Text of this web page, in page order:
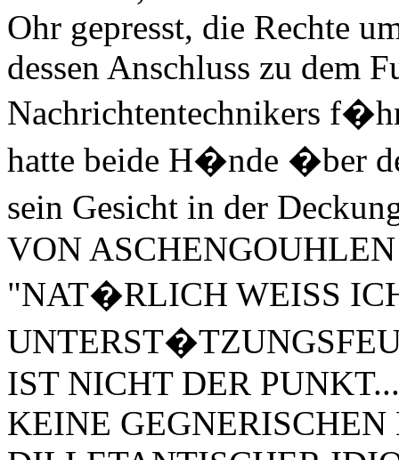
Ohr gepresst, die Rechte
dessen Anschluss zu dem
Nachrichtentechnikers
hatte beide H�nde �ber
sein Gesicht in der
VON
"NAT�RLICH WEISS
IST NICHT DER
KEINE